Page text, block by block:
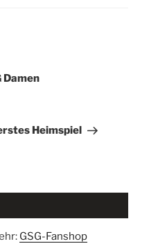
Heimspiel
GSG-Fanshop